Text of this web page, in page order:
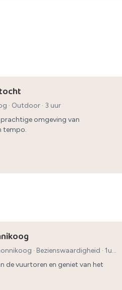
· Outdoor · 3 uur
prachtige omgeving van
tempo.
· Bezienswaardigheid · 1u
de vuurtoren en geniet van het